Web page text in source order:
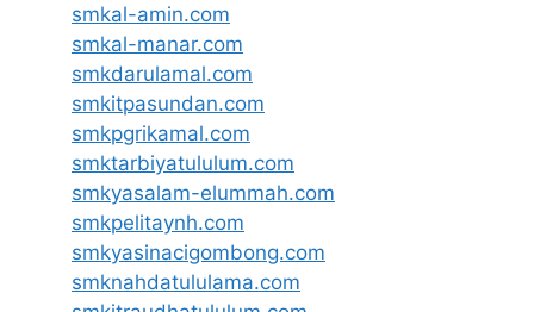
smkal-amin.com
smkal-manar.com
smkdarulamal.com
smkitpasundan.com
smkpgrikamal.com
smktarbiyatululum.com
smkyasalam-elummah.com
smkpelitaynh.com
smkyasinacigombong.com
smknahdatululama.com